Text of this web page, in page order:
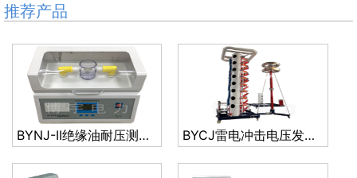
推荐产品
BYNJ-II绝缘油耐压测试仪 BYCJ雷电冲击电压发生器试验装置（系列）